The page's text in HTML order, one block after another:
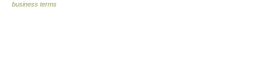
business terms